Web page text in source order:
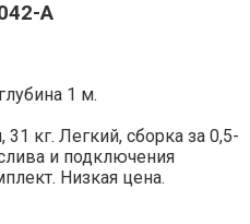
A
1 м.
31 кг. Легкий, сборка за 0,5-
и подключения
Низкая цена.